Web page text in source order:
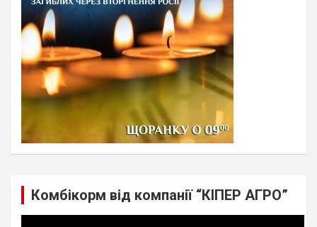
Комбікорм від компанії “КІПЕР АГРО”